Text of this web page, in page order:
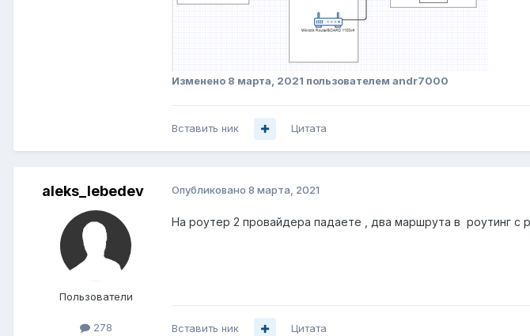
Изменено 8 марта, 2021 пользователем andr7000
Вставить ник Цитата
aleks_lebedev
Пользователи
278
Опубликовано 8 марта, 2021
На роутер 2 провайдера падаете , два маршрута в роутинг с
Вставить ник Цитата